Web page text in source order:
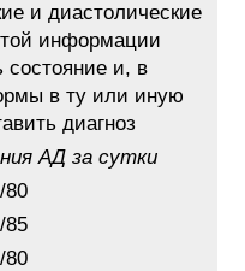
и диастолические
информации
состояние и, в
в ту или иную
диагноз
АД за сутки